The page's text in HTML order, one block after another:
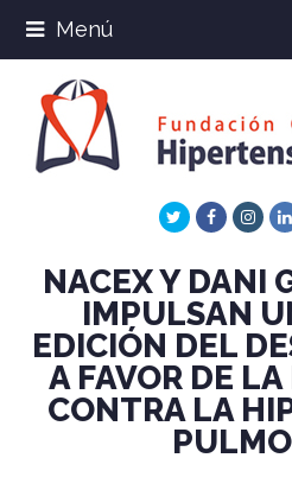
Menú
TwitterFacebook
NACEX Y DANI
IMPULSAN
EDICIÓN DEL
A FAVOR DE
CONTRA LA